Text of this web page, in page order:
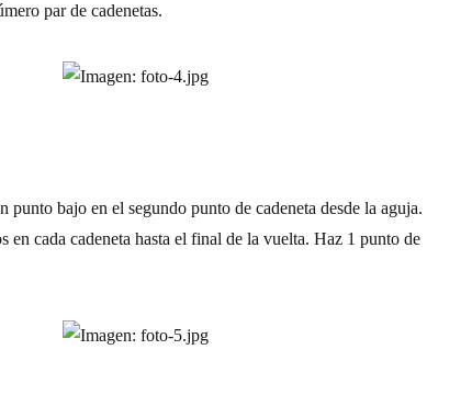
par de cadenetas.
punto bajo en el segundo punto de cadeneta desde la aguja.
en cada cadeneta hasta el final de la vuelta. Haz 1 punto de